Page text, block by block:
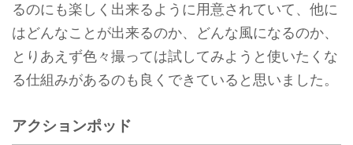
るのにも楽しく出来るように用意されていて、他に
はどんなことが出来るのか、どんな風になるのか、
とりあえず色々撮っては試してみようと使いたくな
る仕組みがあるのも良くできていると思いました。
アクションポッド